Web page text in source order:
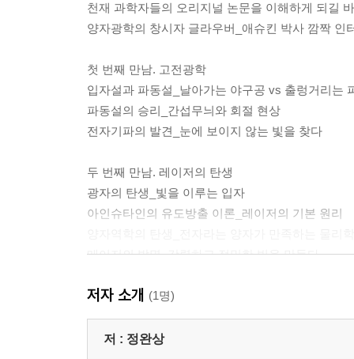
천재 과학자들의 오리지널 논문을 이해하게 되길
양자광학의 창시자 글라우버_애슈킨 박사 깜짝 인
첫 번째 만남. 고전광학
입자설과 파동설_날아가는 야구공 vs 출렁거리는
파동설의 승리_간섭무늬와 회절 현상
전자기파의 발견_눈에 보이지 않는 빛을 찾다
두 번째 만남. 레이저의 탄생
광자의 탄생_빛을 이루는 입자
아인슈타인의 유도방출 이론_레이저의 기본 원리
메이저의 발명_강렬하고 정밀한 빔을 만들다
레이저 응용_천문학에서 의학까지
세 번째 만남. 광통신의 역사
저자 소개 (1명)
저 : 정완상